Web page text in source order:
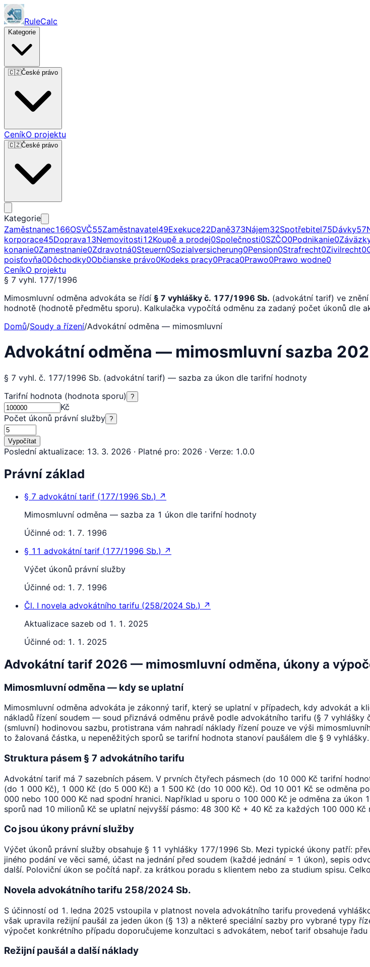
RuleCalc
Kategorie
🇨🇿České právo
CeníkO projektu
🇨🇿České právo
Kategorie
Zaměstnanec166OSVČ55Zaměstnavatel49Exekuce22Daně373Nájem32Spotřebitel75Dávky57
korporace45Doprava13Nemovitosti12Koupě a prodej0Společnosti0SZČO0Podnikanie0
konanie0Zamestnanie0Zdravotná0Steuern0Sozialversicherung0Pension0Strafrecht0Zivilrecht0
poisťovňa0Dôchodky0Občianske právo0Kodeks pracy0Praca0Prawo0Prawo wodne0
CeníkO projektu
§ 7 vyhl. 177/1996
Mimosmluvní odměna advokáta se řídí § 7 vyhlášky č. 177/1996 Sb. (advokátní tarif) ve
hodnotě (hodnotě předmětu sporu). Kalkulačka vypočítá odměnu za zadaný počet úkonů dle
Domů/Soudy a řízení/Advokátní odměna — mimosmluvní
Advokátní odměna — mimosmluvní sazba
§ 7 vyhl. č. 177/1996 Sb. (advokátní tarif) — sazba za úkon dle tarifní hodnoty
Tarifní hodnota (hodnota sporu)
?
Kč
Počet úkonů právní služby ?
Vypočítat
Poslední aktualizace: 13. 3. 2026 · Platné pro: 2026 · Verze: 1.0.0
Právní základ
§ 7 advokátní tarif (177/1996 Sb.) ↗
Mimosmluvní odměna — sazba za 1 úkon dle tarifní hodnoty
Účinné od: 1. 7. 1996
§ 11 advokátní tarif (177/1996 Sb.) ↗
Výčet úkonů právní služby
Účinné od: 1. 7. 1996
Čl. I novela advokátního tarifu (258/2024 Sb.) ↗
Aktualizace sazeb od 1. 1. 2025
Účinné od: 1. 1. 2025
Advokátní tarif 2026 — mimosmluvní odměna, úkony a
Mimosmluvní odměna — kdy se uplatní
Mimosmluvní odměna advokáta je zákonný tarif, který se uplatní v případech, kdy advokát a
nákladů řízení soudem — soud přiznává odměnu právě podle advokátního tarifu (§ 7
(smluvní) hodinovou sazbu, protistrana vám nahradí náklady řízení pouze ve výši
to žalovaná částka, u nepeněžitých sporů se tarifní hodnota stanoví paušálem dle § 9 vyhlášky.
Struktura pásem § 7 advokátního tarifu
Advokátní tarif má 7 sazebních pásem. V prvních čtyřech pásmech (do 10 000 Kč tarifní
(do 1 000 Kč), 1 000 Kč (do 5 000 Kč) a 1 500 Kč (do 10 000 Kč). Od 10 001 Kč se odměna
000 nebo 100 000 Kč nad spodní hranici. Například u sporu o 100 000 Kč je odměna za
sporů nad 10 milionů Kč se uplatní nejvyšší pásmo: 48 300 Kč + 40 Kč za každých 100 000 Kč
Co jsou úkony právní služby
Výčet úkonů právní služby obsahuje § 11 vyhlášky 177/1996 Sb. Mezi typické úkony patří:
jiného podání ve věci samé, účast na jednání před soudem (každé jednání = 1 úkon), sepis
další. Poloviční úkon se počítá např. za krátkou poradu s klientem nebo za studium spisu.
Novela advokátního tarifu 258/2024 Sb.
S účinností od 1. ledna 2025 vstoupila v platnost novela advokátního tarifu provedená
však upravila režijní paušál za jeden úkon (§ 13) a některé speciální sazby pro vybrané typy
výpočet konkrétního případu doporučujeme konzultaci s advokátem, neboť tarif obsahuje
Režijní paušál a další náklady